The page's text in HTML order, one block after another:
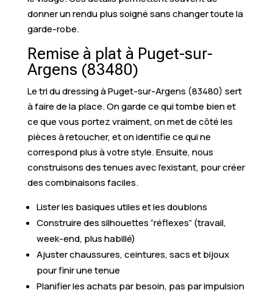
donner un rendu plus soigné sans changer toute la
garde-robe.
Remise à plat à Puget-sur-
Argens (83480)
Le tri du dressing à Puget-sur-Argens (83480) sert
à faire de la place. On garde ce qui tombe bien et
ce que vous portez vraiment, on met de côté les
pièces à retoucher, et on identifie ce qui ne
correspond plus à votre style. Ensuite, nous
construisons des tenues avec l’existant, pour créer
des combinaisons faciles.
Lister les basiques utiles et les doublons
Construire des silhouettes “réflexes” (travail,
week-end, plus habillé)
Ajuster chaussures, ceintures, sacs et bijoux
pour finir une tenue
Planifier les achats par besoin, pas par impulsion